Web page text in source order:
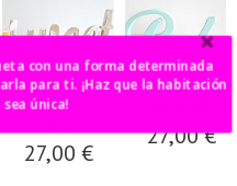
"Sweet" de
27,00 €
27,00 €
con una forma determinada
la habitación
sea única!